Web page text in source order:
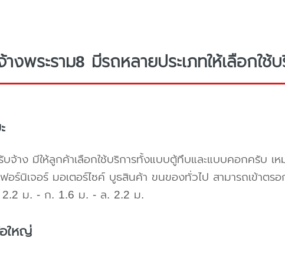
งพระราม8 มีรถหลายประเภทให้เลือกใช้
บจ้าง มีให้ลูกค้าเลือกใช้บริการทั้งแบบตู้ทึบและแบบคอกครับ
อร์นิเจอร์ มอเตอร์ไซค์ บูธสินค้า ขนของทั่วไป สามารถเข้าตร
ม. - ก. 1.6 ม. - ล. 2.2 ม.
ใหญ่